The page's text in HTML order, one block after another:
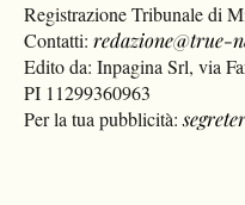
Registrazione Tribunale di
Contatti:redazione@true-
Edito da: Inpagina Srl, via
PI 11299360963
Per la tua pubblicità: